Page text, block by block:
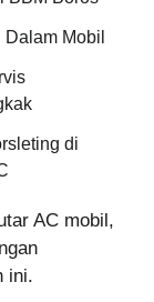
Dalam Mobil
di
AC mobil,
ini.